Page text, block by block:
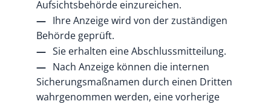
Aufsichtsbehörde einzureichen.
Ihre Anzeige wird von der zuständigen
Behörde geprüft.
Sie erhalten eine Abschlussmitteilung.
Nach Anzeige können die internen
Sicherungsmaßnamen durch einen Dritten
wahrgenommen werden, eine vorherige